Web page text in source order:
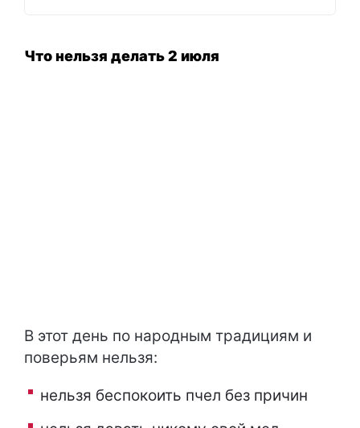
Что нельзя делать 2 июля
В этот день по народным традициям и
поверьям нельзя:
нельзя беспокоить пчел без причин